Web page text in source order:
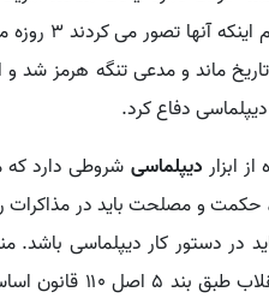
کش
تاریخ ماند و مدعی تنگه هرمز شد
دفاع کرد.
ابزار دیپلماسی شروطی دارد که
حکمت و مصلحت باید در مذاکرات
در دستور کار دیپلماسی باشد.
ذیل فرمایشات و اذن